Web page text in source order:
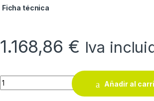
Ficha técnica
1.168,86 € Iva
Generador gasolina Ayerbe 8000 KT MN
Añadir al